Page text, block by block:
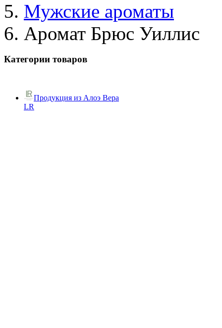
Мужские ароматы
Аромат Брюс Уиллис
Категории товаров
Продукция из Алоэ Вера
LR